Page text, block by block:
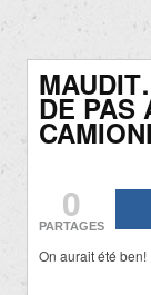
DE PAS
0
PARTAGES
On aurait été ben!